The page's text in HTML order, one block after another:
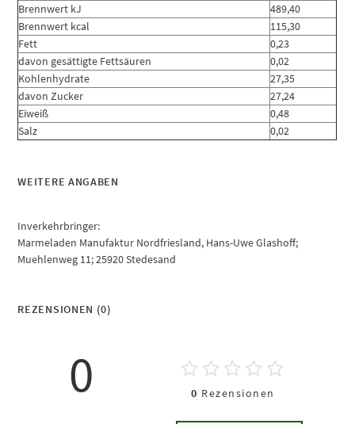
Brennwert kJ
489,40
Brennwert kcal
115,30
Fett
0,23
davon gesättigte Fettsäuren
0,02
Kohlenhydrate
27,35
davon Zucker
27,24
Eiweiß
0,48
Salz
0,02
WEITERE ANGABEN
Inverkehrbringer:
Marmeladen Manufaktur Nordfriesland, Hans-Uwe Glashoff;
Muehlenweg 11; 25920 Stedesand
REZENSIONEN (0)
0 0 Rezensionen